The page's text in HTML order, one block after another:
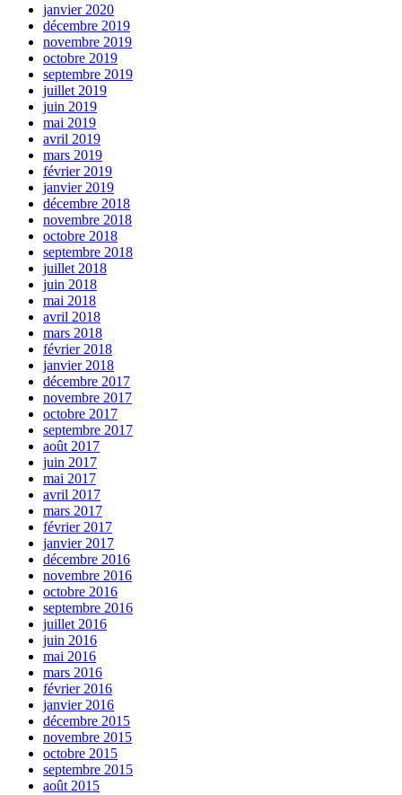
janvier 2020
décembre 2019
novembre 2019
octobre 2019
septembre 2019
juillet 2019
juin 2019
mai 2019
avril 2019
mars 2019
février 2019
janvier 2019
décembre 2018
novembre 2018
octobre 2018
septembre 2018
juillet 2018
juin 2018
mai 2018
avril 2018
mars 2018
février 2018
janvier 2018
décembre 2017
novembre 2017
octobre 2017
septembre 2017
août 2017
juin 2017
mai 2017
avril 2017
mars 2017
février 2017
janvier 2017
décembre 2016
novembre 2016
octobre 2016
septembre 2016
juillet 2016
juin 2016
mai 2016
mars 2016
février 2016
janvier 2016
décembre 2015
novembre 2015
octobre 2015
septembre 2015
août 2015